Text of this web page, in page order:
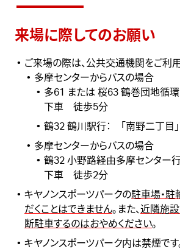
来場に際してのお願い
ご来場の際は、公共交通機関をご利
多摩センターからバスの場合
多61 または 桜63 鶴巻団地循環
下車 徒歩5分
鶴32 鶴川駅行： 「南野二丁
多摩センターからバスの場合
鶴32 小野路経由多摩センター
下車 徒歩2分
キヤノンスポーツパークの駐車場・駐
だくことはできません。また、 近隣施
断駐車するのはおやめください。
キヤノンスポーツパーク内は禁煙です